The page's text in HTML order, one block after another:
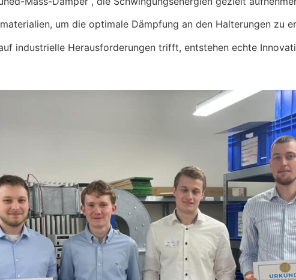
um die optimale Dämpfung an den Halterungen zu
industrielle Herausforderungen trifft, entstehen echte